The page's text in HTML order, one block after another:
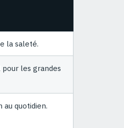
la saleté.
les grandes
au quotidien.